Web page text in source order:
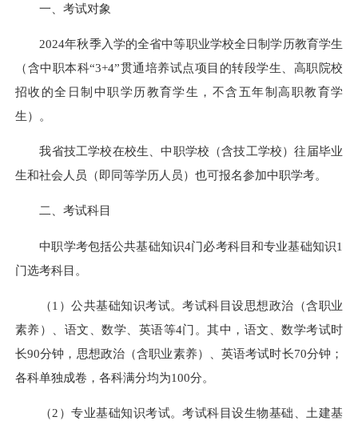
一、考试对象
2024年秋季入学的全省中等职业学校全日制学历教育学生
（含中职本科“3+4”贯通培养试点项目的转段学生、高职院校
招收的全日制中职学历教育学生，不含五年制高职教育学
生）。
我省技工学校在校生、中职学校（含技工学校）往届毕业
生和社会人员（即同等学历人员）也可报名参加中职学考。
二、考试科目
中职学考包括公共基础知识4门必考科目和专业基础知识1
门选考科目。
（1）公共基础知识考试。考试科目设思想政治（含职业
素养）、语文、数学、英语等4门。其中，语文、数学考试时
长90分钟，思想政治（含职业素养）、英语考试时长70分钟；
各科单独成卷，各科满分均为100分。
（2）专业基础知识考试。考试科目设生物基础、土建基